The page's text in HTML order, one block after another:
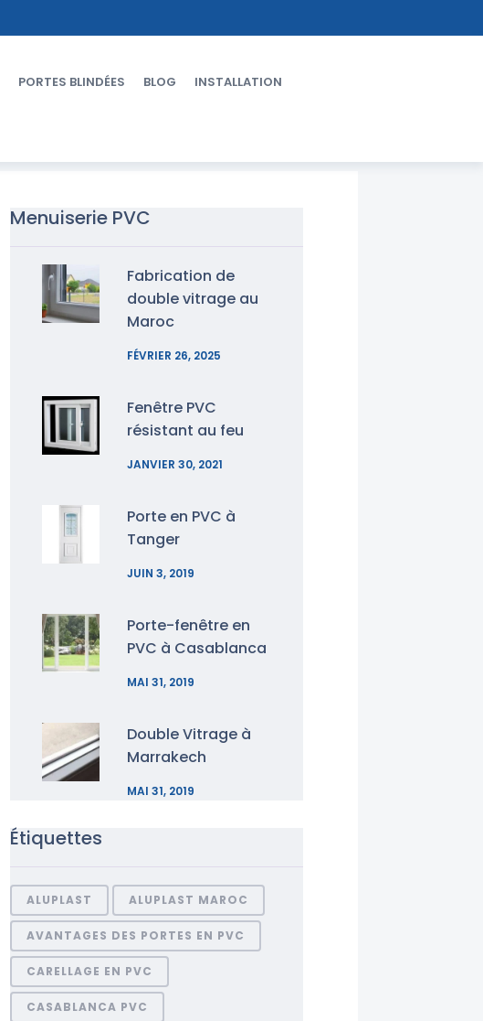
PORTES BLINDÉES BLOG INSTALLATION
Menuiserie PVC
Fabrication de
double vitrage au
Maroc
FÉVRIER 26, 2025
Fenêtre PVC
résistant au feu
JANVIER 30, 2021
Porte en PVC à
Tanger
JUIN 3, 2019
Porte-fenêtre en
PVC à Casablanca
MAI 31, 2019
Double Vitrage à
Marrakech
MAI 31, 2019
Étiquettes
ALUPLAST ALUPLAST MAROC
AVANTAGES DES PORTES EN PVC
CARELLAGE EN PVC
CASABLANCA PVC